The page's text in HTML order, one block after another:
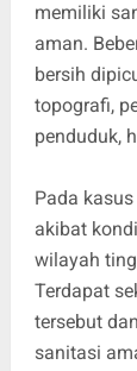
memiliki
aman.
bersih
topografi,
penduduk,
Pada
akibat
wilayah
Terdapat
tersebut
sanitasi